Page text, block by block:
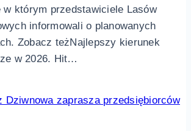
w którym przedstawiciele Lasów
informowali o planowanych
Zobacz teżNajlepszy kierunek
w 2026. Hit…